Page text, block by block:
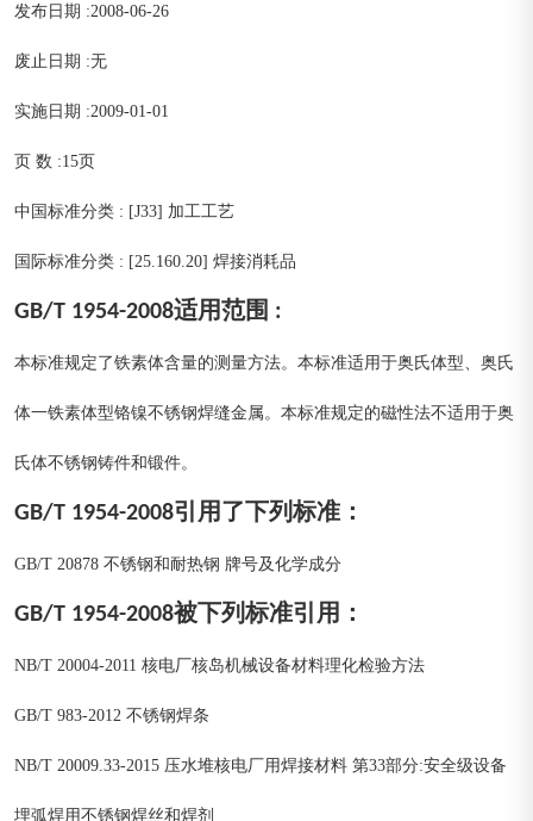
发布日期 :2008-06-26
废止日期 :无
实施日期 :2009-01-01
页 数 :15页
中国标准分类 : [J33] 加工工艺
国际标准分类 : [25.160.20] 焊接消耗品
GB/T 1954-2008适用范围 :
本标准规定了铁素体含量的测量方法。本标准适用于奥氏体型、奥氏
体一铁素体型铬镍不锈钢焊缝金属。本标准规定的磁性法不适用于奥
氏体不锈钢铸件和锻件。
GB/T 1954-2008引用了下列标准：
GB/T 20878 不锈钢和耐热钢 牌号及化学成分
GB/T 1954-2008被下列标准引用：
NB/T 20004-2011 核电厂核岛机械设备材料理化检验方法
GB/T 983-2012 不锈钢焊条
NB/T 20009.33-2015 压水堆核电厂用焊接材料 第33部分:安全级设备
埋弧焊用不锈钢焊丝和焊剂